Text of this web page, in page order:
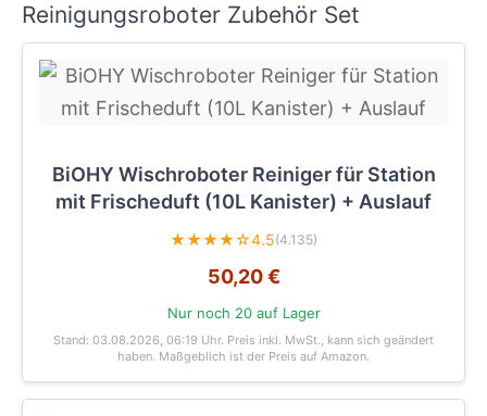
Reinigungsroboter Zubehör Set
BiOHY Wischroboter Reiniger für Station
mit Frischeduft (10L Kanister) + Auslauf
★★★★☆4.5(4.135)
50,20 €
Nur noch 20 auf Lager
Stand: 03.08.2026, 06:19 Uhr. Preis inkl. MwSt., kann sich geändert
haben. Maßgeblich ist der Preis auf Amazon.